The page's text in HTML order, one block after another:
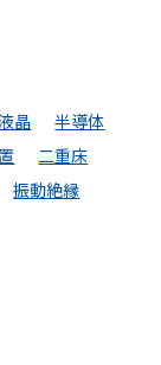
晶
半導体
二重床
振動絶縁